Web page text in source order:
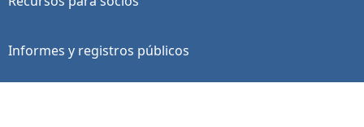
Informes y registros públicos